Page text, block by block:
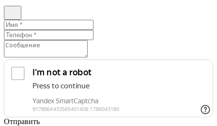
Отправить